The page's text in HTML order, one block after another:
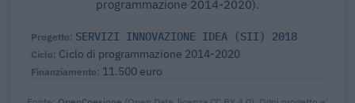
programmazione 2014-2020).
SERVIZI INNOVAZIONE IDEA (SII) 2018
Ciclo di programmazione 2014-2020
11.500 euro